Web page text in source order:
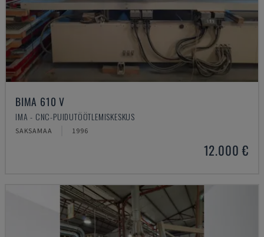
BIMA 610 V
IMA - CNC-PUIDUTÖÖTLEMISKESKUS
SAKSAMAA 1996
12.000 €